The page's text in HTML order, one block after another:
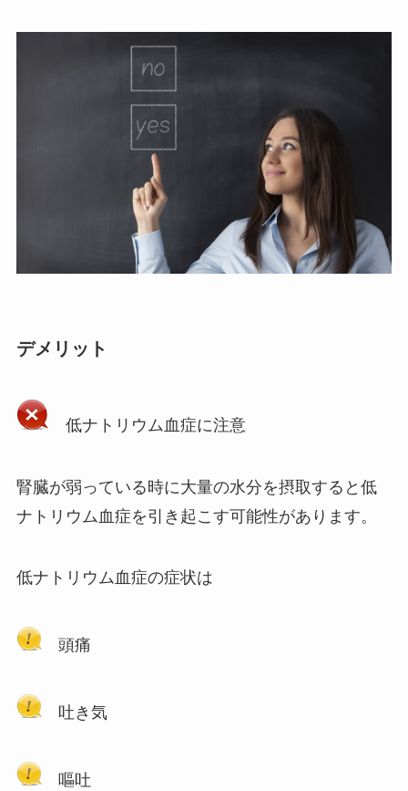
デメリット
低ナトリウム血症に注意
腎臓が弱っている時に大量の水分を摂取すると低
ナトリウム血症を引き起こす可能性があります。
低ナトリウム血症の症状は
頭痛
吐き気
嘔吐